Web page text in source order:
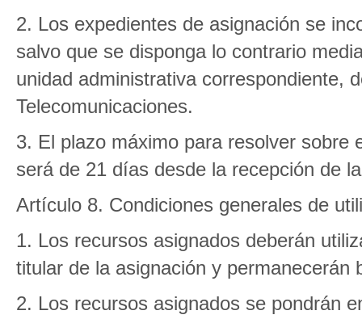
2. Los expedientes de asignación se
salvo que se disponga lo contrario
unidad administrativa correspondiente,
Telecomunicaciones.
3. El plazo máximo para resolver sobre
será de 21 días desde la recepción de
Artículo 8. Condiciones generales de
1. Los recursos asignados deberán
titular de la asignación y permanecerán
2. Los recursos asignados se pondrán